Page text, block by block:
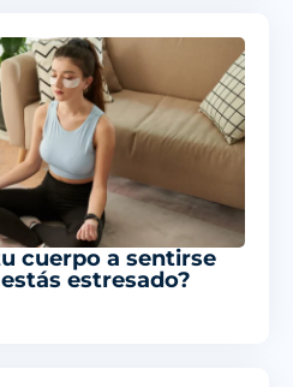
cuerpo a sentirse
estresado?